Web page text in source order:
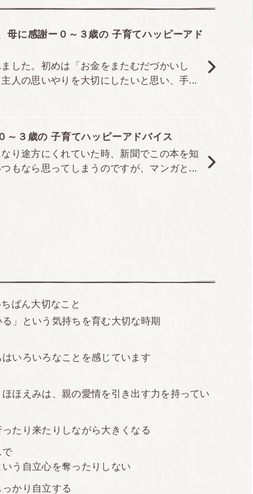
母に感謝ー０～３歳の 子育てハッピーアド
した。初めは「お金をまたむだづかいし
人の思いやりを大切にしたいと思い、手...
～３歳の 子育てハッピーアドバイス
り途方にくれていた時、新聞でこの本を知
もなら思ってしまうのですが、マンガと...
ばん大切なこと
」という気持ちを育む大切な時期
いろいろなことを感じています
ほえみは、親の愛情を引き出す力を持ってい
たり来たりしながら大きくなる
で
う自立心を奪ったりしない
かり自立する
円（税込）
4-86626-026-6